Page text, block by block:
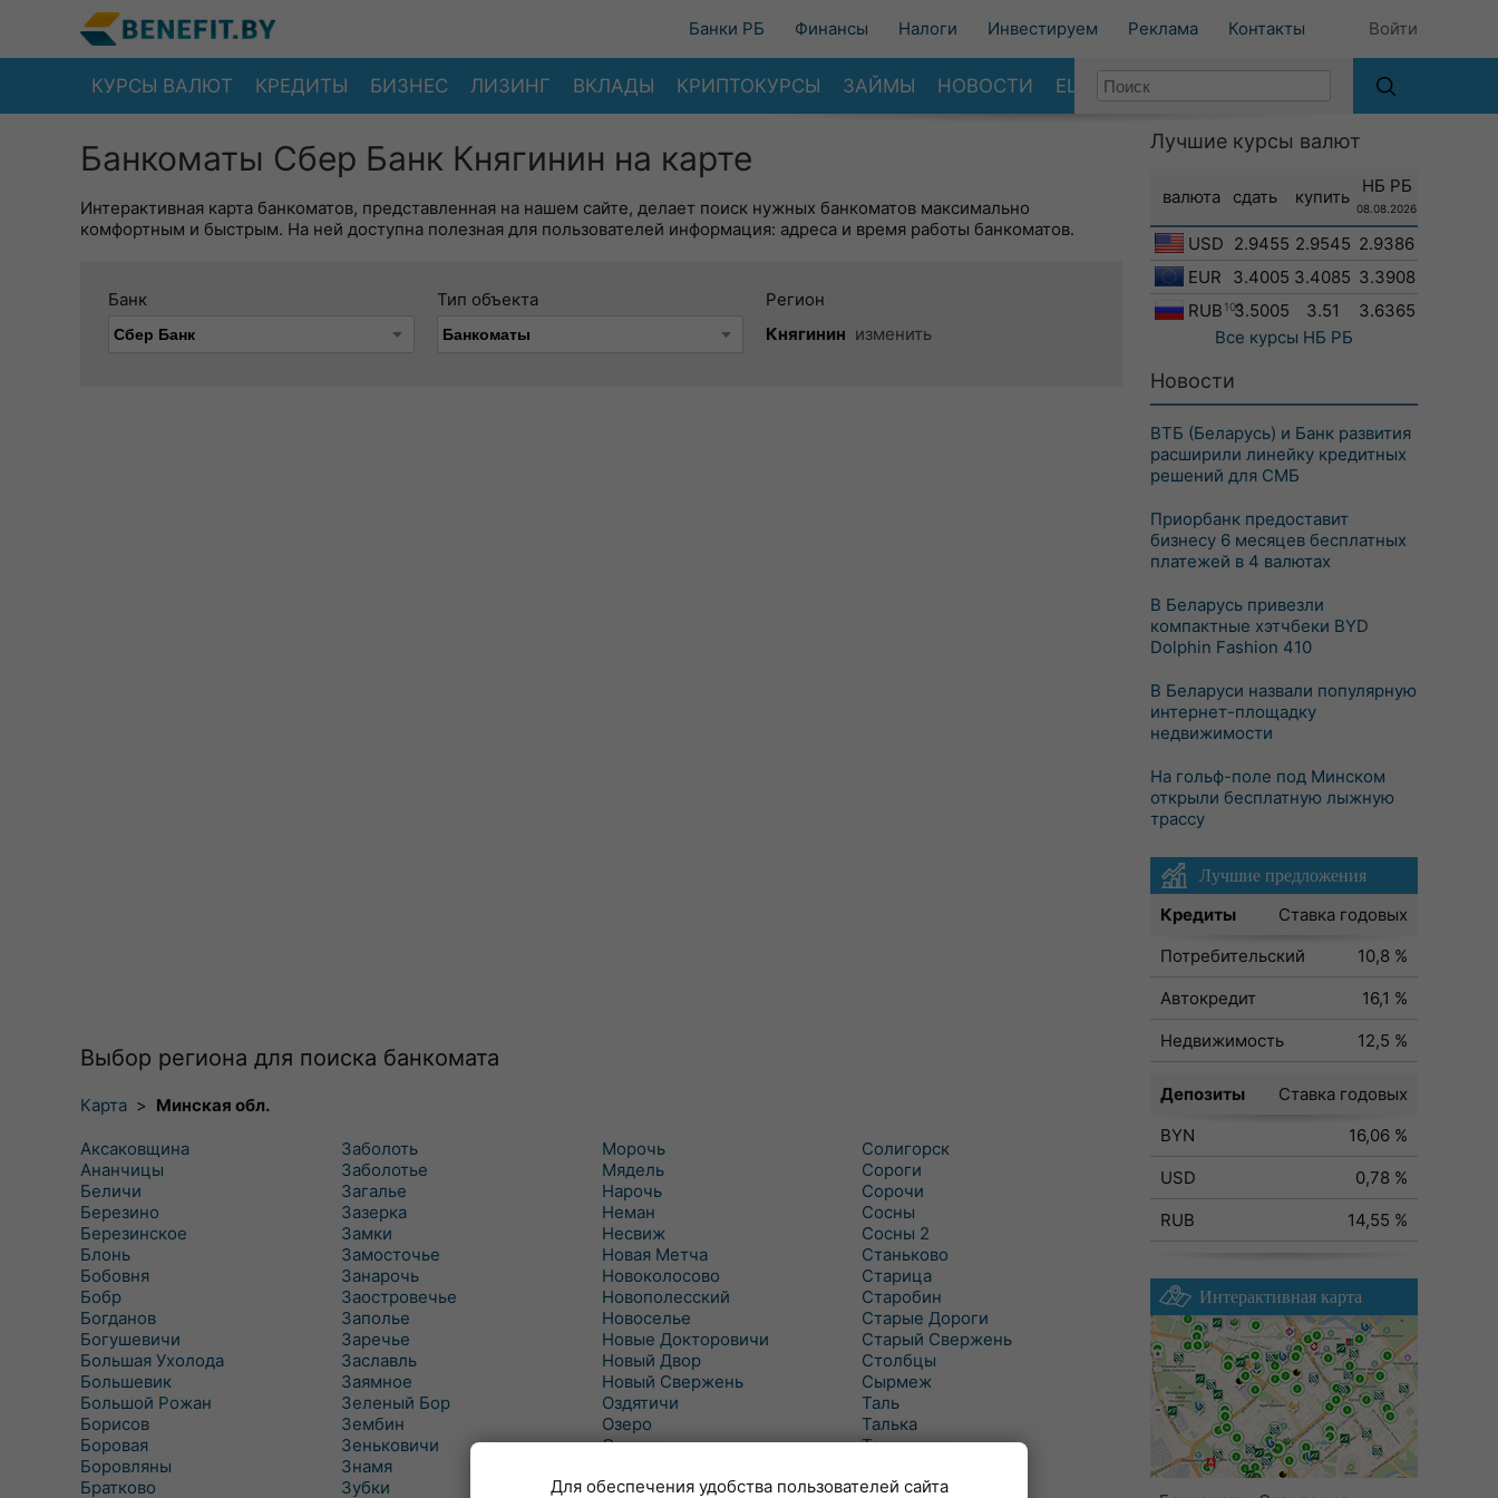
Банки РБ Финансы Налоги Инвестируем Реклама Контакты Войти
КУРСЫ ВАЛЮТ КРЕДИТЫ БИЗНЕС ЛИЗИНГ ВКЛАДЫ КРИПТОКУРСЫ ЗАЙМЫ НОВОСТИ ЕЩЕ
Банкоматы Сбер Банк Княгинин на карте
Интерактивная карта банкоматов, представленная на нашем сайте, делает поиск нужных банкоматов максимально
комфортным и быстрым. На ней доступна полезная для пользователей информация: адреса и время работы банкоматов.
Банк Тип объекта
Регион
Княгинин изменить
Выбор региона для поиска банкомата
Карта > Минская обл.
Аксаковщина
Ананчицы
Беличи
Березино
Березинское
Блонь
Бобовня
Бобр
Богданов
Богушевичи
Большая Ухолода
Большевик
Большой Рожан
Борисов
Боровая
Боровляны
Братково
Заболоть
Заболотье
Загалье
Зазерка
Замки
Замосточье
Занарочь
Заостровечье
Заполье
Заречье
Заславль
Заямное
Зеленый Бор
Зембин
Зеньковичи
Знамя
Зубки
Морочь
Мядель
Нарочь
Неман
Несвиж
Новая Метча
Новоколосово
Новополесский
Новоселье
Новые Докторовичи
Новый Двор
Новый Свержень
Оздятичи
Озеро
Озерцо
Октябрь
Солигорск
Сороги
Сорочи
Сосны
Сосны 2
Станьково
Старица
Старобин
Старые Дороги
Старый Свержень
Столбцы
Сырмеж
Таль
Талька
Танежицы
Турец-Бояры
Лучшие курсы валют
валюта сдать купить
НБ РБ
08.08.2026
USD 2.9455 2.9545 2.9386
EUR
3.4005 3.4085 3.3908
RUB 1003.5005 3.51
3.6365
Все курсы НБ РБ
Новости
ВТБ (Беларусь) и Банк развития
расширили линейку кредитных
решений для СМБ
Приорбанк предоставит
бизнесу 6 месяцев бесплатных
платежей в 4 валютах
В Беларусь привезли
компактные хэтчбеки BYD
Dolphin Fashion 410
В Беларуси назвали популярную
интернет-площадку
недвижимости
На гольф-поле под Минском
открыли бесплатную лыжную
трассу
Лучшие предложения
Кредиты
Ставка годовых
Потребительский
10,8 %
Автокредит
16,1 %
Недвижимость
12,5 %
Депозиты
Ставка годовых
BYN
16,06 %
USD
0,78 %
RUB
14,55 %
Интерактивная карта
Для обеспечения удобства пользователей сайта